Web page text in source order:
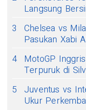
Langsung
3
Chelsea vs
Pasukan Xabi
4 MotoGP
Terpuruk di
5 Juventus vs
Ukur